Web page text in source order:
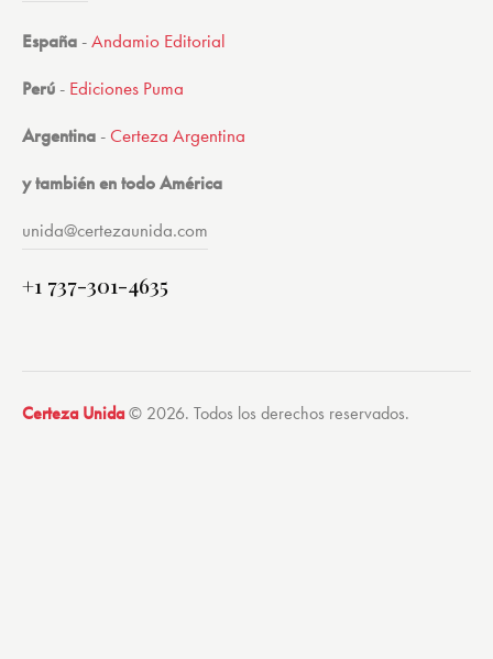
España -Andamio Editorial
Perú - Ediciones Puma
Argentina -Certeza Argentina
y también en todo América
unida@certezaunida.com
+1 737-301-4635
Certeza Unida© 2026. Todos los derechos reservados.